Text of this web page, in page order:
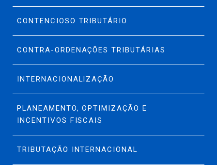
CONTENCIOSO TRIBUTÁRIO
CONTRA-ORDENAÇÕES TRIBUTÁRIAS
INTERNACIONALIZAÇÃO
PLANEAMENTO, OPTIMIZAÇÃO E
INCENTIVOS FISCAIS
TRIBUTAÇÃO INTERNACIONAL